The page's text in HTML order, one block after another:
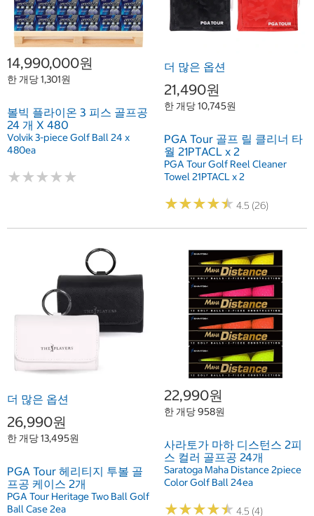
14,990,000원
한 개당 1,301원
볼빅 플라이온 3 피스 골프공
24 개 X 480
Volvik 3-piece Golf Ball 24 x
480ea
★★★★★
★★★★★
더 많은 옵션
21,490원
한 개당 10,745원
PGA Tour 골프 릴 클리너 타
월 21PTACL x 2
PGA Tour Golf Reel Cleaner
Towel 21PTACL x 2
★★★★★
★★★★★ 4.5 (26)
더 많은 옵션
26,990원
한 개당 13,495원
PGA Tour 헤리티지 투볼 골
프공 케이스 2개
PGA Tour Heritage Two Ball Golf
Ball Case 2ea
22,990원
한 개당 958원
사라토가 마하 디스턴스 2피
스 컬러 골프공 24개
Saratoga Maha Distance 2piece
Color Golf Ball 24ea
★★★★★
★★★★★ 4.5 (4)